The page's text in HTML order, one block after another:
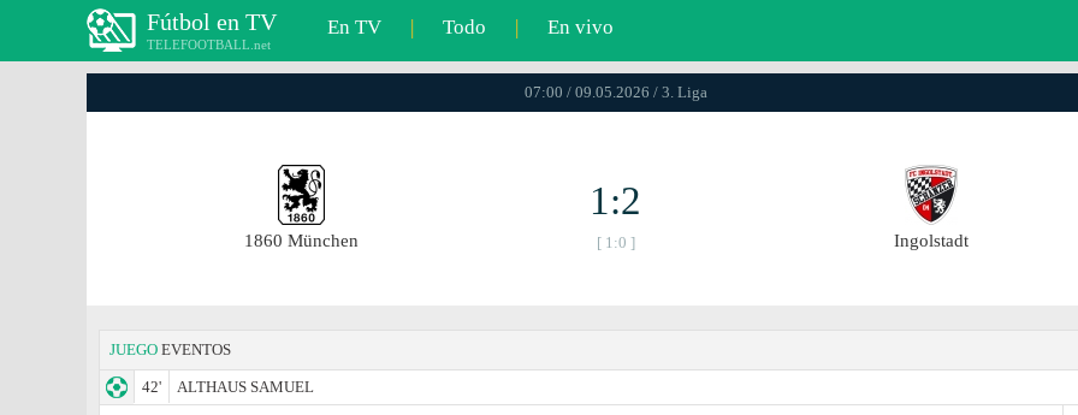
Fútbol en TV
TELEFOOTBALL.net
En TV | Todo | En vivo
07:00 / 09.05.2026 / 3. Liga
1860 München
1:2
[ 1:0 ] Ingolstadt
JUEGO EVENTOS
42'
ALTHAUS SAMUEL